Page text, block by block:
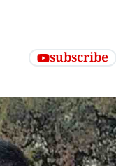
subscribe